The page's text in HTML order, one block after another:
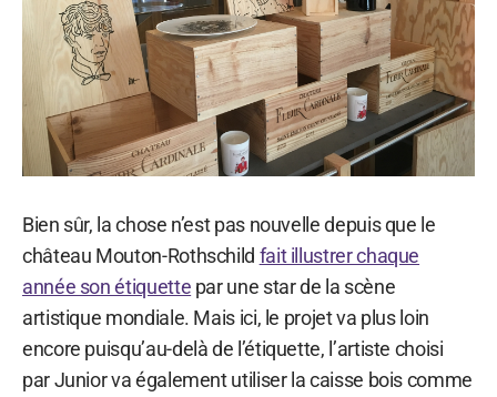
Bien sûr, la chose n’est pas nouvelle depuis que le
château Mouton-Rothschild fait illustrer chaque
année son étiquette par une star de la scène
artistique mondiale. Mais ici, le projet va plus loin
encore puisqu’au-delà de l’étiquette, l’artiste choisi
par Junior va également utiliser la caisse bois comme